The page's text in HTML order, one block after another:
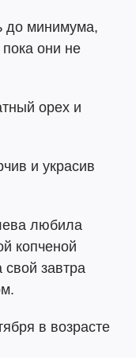
до минимума,
они не
орех и
и украсив
любила
копченой
завтра
в возрасте